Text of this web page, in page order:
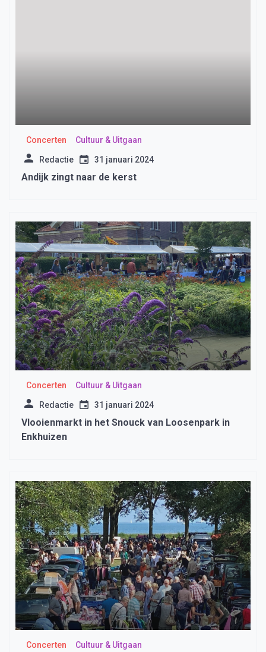
Concerten Cultuur & Uitgaan
Redactie 31 januari 2024
Andijk zingt naar de kerst
Concerten Cultuur & Uitgaan
Redactie 31 januari 2024
Vlooienmarkt in het Snouck van Loosenpark in
Enkhuizen
Concerten Cultuur & Uitgaan